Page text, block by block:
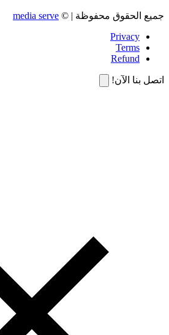
جميع الحقوق محفوظة | © media serve
Privacy
Terms
Refund
اتصل بنا الآن!